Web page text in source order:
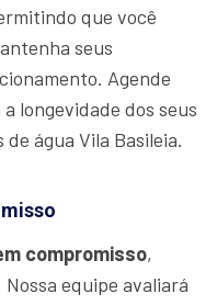
que você
seus
Agende
longevidade dos seus
água Vila Basileia.
compromisso,
equipe avaliará